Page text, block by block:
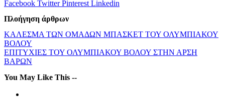
Facebook TwitterPinterest Linkedin
Πλοήγηση άρθρων
ΚΑΛΕΣΜΑ ΤΩΝ ΟΜΑΔΩΝ ΜΠΑΣΚΕΤ ΤΟΥ ΟΛΥΜΠΙΑΚΟΥ
ΒΟΛΟΥ
ΕΠΙΤΥΧΙΕΣ ΤΟΥ ΟΛΥΜΠΙΑΚΟΥ ΒΟΛΟΥ ΣΤΗΝ ΑΡΣΗ
ΒΑΡΩΝ
You May Like This --